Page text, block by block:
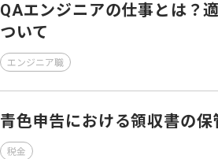
QAエンジニアの仕事とは？
ついて
エンジニア職
青色申告における領収書の保
税金